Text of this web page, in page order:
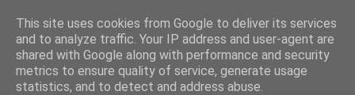
This site uses cookies from Google to deliver its services
and to analyze traffic. Your IP address and user-agent are
shared with Google along with performance and security
metrics to ensure quality of service, generate usage
statistics, and to detect and address abuse.